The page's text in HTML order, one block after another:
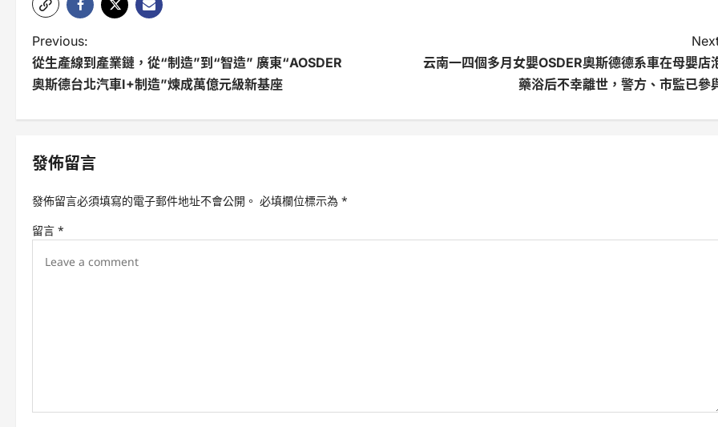
P
o
n
i
n
Previous:
從生產線到產業鏈，從“制造”到“智造” 廣東“AOSDER
奧斯德台北汽車I+制造”煉成萬億元級新基座
云南一四個多月女嬰OSDER奧斯德德系車在母嬰店
藥浴后不幸離世，警方、市監已參
發佈留言
發佈留言必須填寫的電子郵件地址不會公開。 必填欄位標示為 *
留言 *